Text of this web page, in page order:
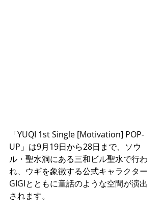
「YUQI 1st Single [Motivation] POP-
UP」は9月19日から28日まで、ソウ
ル・聖水洞にある三和ビル聖水で行わ
れ、ウギを象徴する公式キャラクター
GIGIとともに童話のような空間が演出
されます。